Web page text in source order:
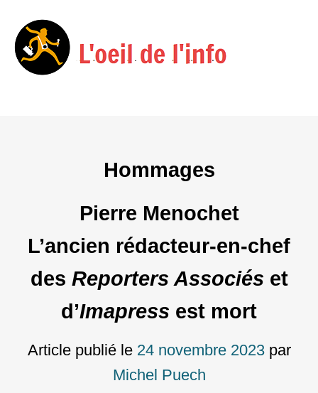
Hommages
Pierre Menochet
L’ancien rédacteur-en-chef
des Reporters Associés et
d’Imapress est mort
Article publié le 24 novembre 2023 par
Michel Puech